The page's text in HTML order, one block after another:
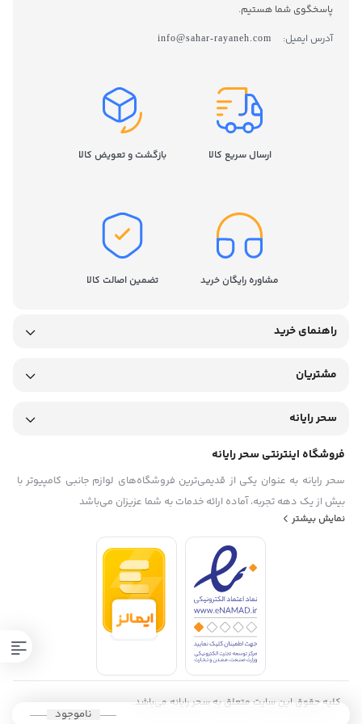
ناموجود
پاسخگوی شما هستیم.
آدرس ایمیل:
info@sahar-rayaneh.com
ارسال سریع کالا بازگشت و تعویض کالا
مشاوره رایگان خرید تضمین اصالت کالا
راهنمای خرید
مشتریان
سحر رایانه
فروشگاه اینترنتی سحر رایانه
سحر رایانه به عنوان یکی از قدیمی‌ترین فروشگاه‌های لوازم جانبی کامپیوتر با
بیش از یک دهه تجربه، آماده ارائه خدمات به شما عزیزان می‌باشد
نمایش بیشتر
کلیه حقوق این سایت متعلق به سحر رایانه می‌باشد.